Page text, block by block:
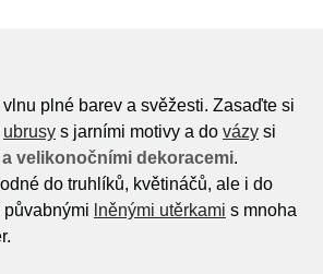
plné barev a svěžesti. Zasaďte si
ubrusy s jarními motivy a do vázy si
velikonočními dekoracemi.
do truhlíků, květináčů, ale i do
lněnými utěrkami s mnoha